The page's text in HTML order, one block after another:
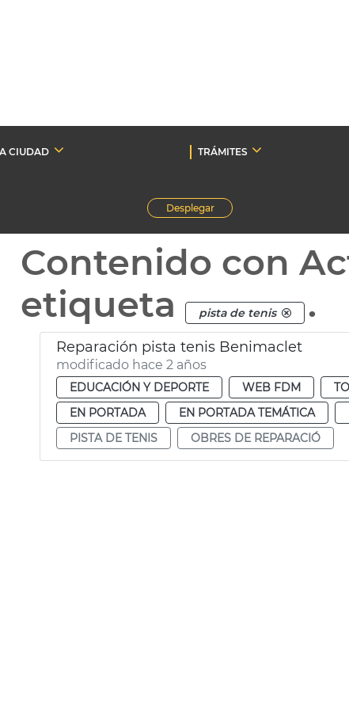
CIUDAD TRÁMITES
Desplegar
Contenido con
etiqueta
pista de tenis .
Reparación pista tenis Benimaclet
modificado hace 2 años
EDUCACIÓN Y DEPORTE WEB FDM
EN PORTADA
EN PORTADA TEMÁTICA
PISTA DE TENIS
OBRES DE REPARACIÓ